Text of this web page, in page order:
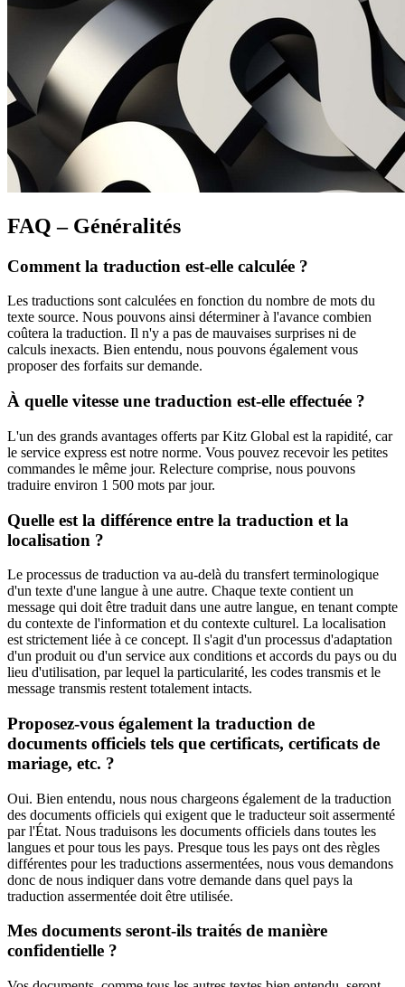
FAQ – Généralités
Comment la traduction est-elle calculée ?
Les traductions sont calculées en fonction du nombre de mots du
texte source. Nous pouvons ainsi déterminer à l'avance combien
coûtera la traduction. Il n'y a pas de mauvaises surprises ni de
calculs inexacts. Bien entendu, nous pouvons également vous
proposer des forfaits sur demande.
À quelle vitesse une traduction est-elle effectuée ?
L'un des grands avantages offerts par Kitz Global est la rapidité, car
le service express est notre norme. Vous pouvez recevoir les petites
commandes le même jour. Relecture comprise, nous pouvons
traduire environ 1 500 mots par jour.
Quelle est la différence entre la traduction et la
localisation ?
Le processus de traduction va au-delà du transfert terminologique
d'un texte d'une langue à une autre. Chaque texte contient un
message qui doit être traduit dans une autre langue, en tenant compte
du contexte de l'information et du contexte culturel. La localisation
est strictement liée à ce concept. Il s'agit d'un processus d'adaptation
d'un produit ou d'un service aux conditions et accords du pays ou du
lieu d'utilisation, par lequel la particularité, les codes transmis et le
message transmis restent totalement intacts.
Proposez-vous également la traduction de
documents officiels tels que certificats, certificats de
mariage, etc. ?
Oui. Bien entendu, nous nous chargeons également de la traduction
des documents officiels qui exigent que le traducteur soit assermenté
par l'État. Nous traduisons les documents officiels dans toutes les
langues et pour tous les pays. Presque tous les pays ont des règles
différentes pour les traductions assermentées, nous vous demandons
donc de nous indiquer dans votre demande dans quel pays la
traduction assermentée doit être utilisée.
Mes documents seront-ils traités de manière
confidentielle ?